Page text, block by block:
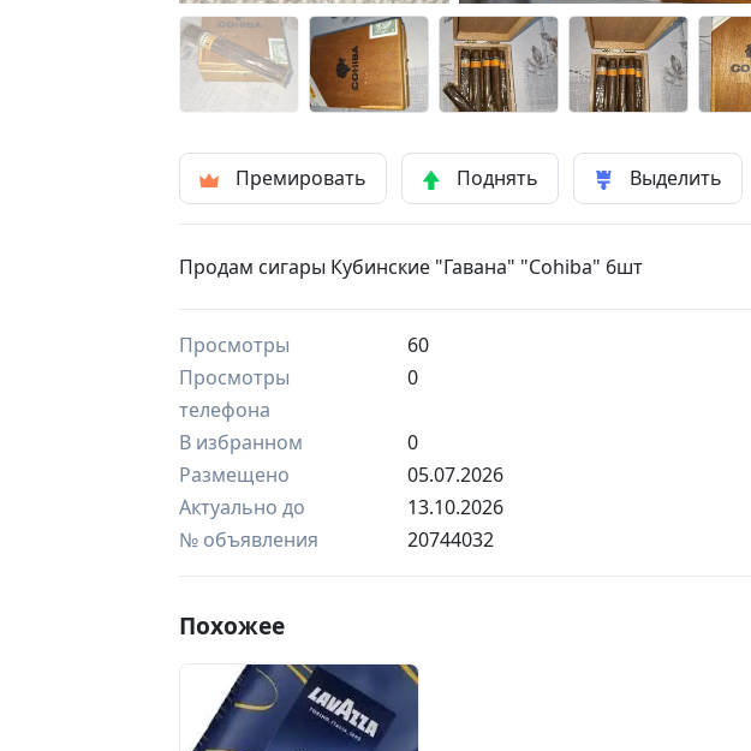
Премировать Поднять Выделить
Продам сигары Кубинские "Гавана" "Cohiba" 6шт
Просмотры
60
Просмотры
телефона
0
В избранном
0
Размещено
05.07.2026
Актуально до
13.10.2026
№ объявления
20744032
Похожее